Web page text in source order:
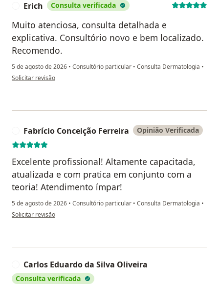
Erich Consulta verificada
Muito atenciosa, consulta detalhada e
explicativa. Consultório novo e bem localizado.
Recomendo.
5 de agosto de 2026 • Consultório particular • Consulta Dermatologia •
na opinião do utilizador Erich
Solicitar revisão
Fabrício Conceição Ferreira Opinião Verificada
Excelente profissional! Altamente capacitada,
atualizada e com pratica em conjunto com a
teoria! Atendimento ímpar!
5 de agosto de 2026 • Consultório particular • Consulta Dermatologia •
na opinião do utilizador Fabrício Conceição Ferreira
Solicitar revisão
Carlos Eduardo da Silva Oliveira
Consulta verificada